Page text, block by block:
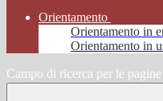
Orientamento
Orientamento in
Orientamento in
Campo di ricerca per le